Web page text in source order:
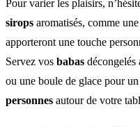
Pour varier les plaisirs,
sirops aromatisés, comme
apporteront une touche
Servez vos babas décongelés
ou une boule de glace pour
personnes autour de votre